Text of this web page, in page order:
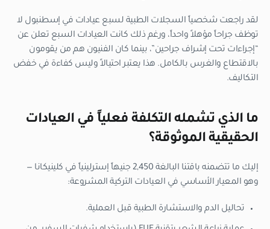
لقد راجعت شخصياً السجلات الطبية لسبع عيادات في إسطنبول لا
توظف جراحاً مؤهلاً واحداً، ورغم ذلك كانت العيادات السبع تعلن عن
“إجراءات تحت إشراف جراحين”، بينما كان الفنيون هم من يقومون
بالاقتطاع والغرس بالكامل. هذا يعتبر احتيالاً وليس كفاءة في خفض
التكاليف.
ما الذي تشمله التكلفة فعلياً في العيادات
الحقيقية الموثوقة؟
إليك ما تتضمنه باقتنا البالغة 2,450 جنيهاً إسترلينياً في كلينيكانا —
وهو المعيار الأساسي في العيادات التركية المشروعة:
تحاليل الدم والاستشارة الطبية قبل العملية.